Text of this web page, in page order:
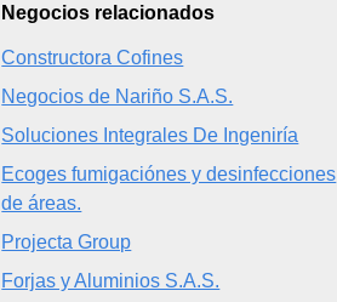
Negocios relacionados
Constructora Cofines
Negocios de Nariño S.A.S.
Soluciones Integrales De Ingeniría
Ecoges fumigaciónes y desinfecciones
de áreas.
Projecta Group
Forjas y Aluminios S.A.S.